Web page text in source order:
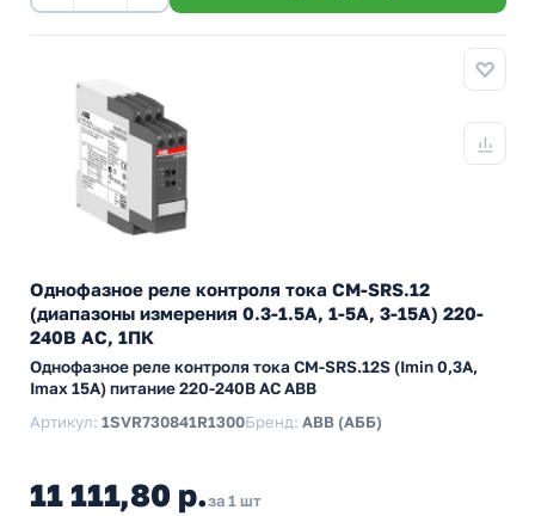
Однофазное реле контроля тока CM-SRS.12
(диапазоны измерения 0.3-1.5А, 1-5A, 3-15A) 220-
240В AC, 1ПК
Однофазное реле контроля тока CM-SRS.12S (Imin 0,3A,
Imax 15A) питание 220-240В AC ABB
Артикул: 1SVR730841R1300Бренд: ABB (АББ)
11 111,80 р.за 1 шт